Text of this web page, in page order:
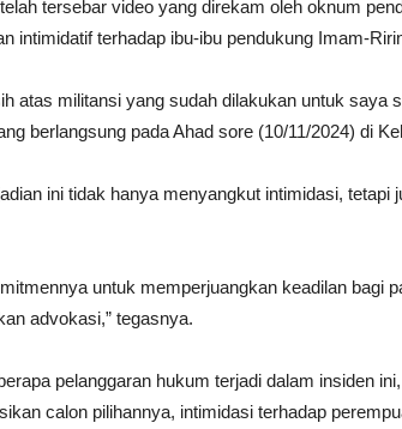
tersebar video yang direkam oleh oknum
intimidatif terhadap ibu-ibu pendukung Imam-
atas militansi yang sudah dilakukan untuk saya
berlangsung pada Ahad sore (10/11/2024) di
ini tidak hanya menyangkut intimidasi, tetapi
untuk memperjuangkan keadilan bagi
advokasi,” tegasnya.
pelanggaran hukum terjadi dalam insiden
calon pilihannya, intimidasi terhadap